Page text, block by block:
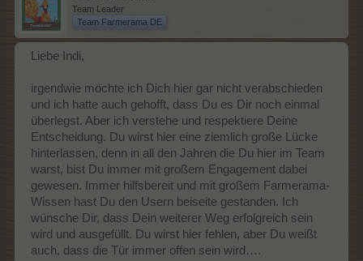
Team Leader
Team Farmerama DE
Liebe Indi,
irgendwie möchte ich Dich hier gar nicht verabschieden
und ich hatte auch gehofft, dass Du es Dir noch einmal
überlegst. Aber ich verstehe und respektiere Deine
Entscheidung. Du wirst hier eine ziemlich große Lücke
hinterlassen, denn in all den Jahren die Du hier im Team
warst, bist Du immer mit großem Engagement dabei
gewesen. Immer hilfsbereit und mit großem Farmerama-
Wissen hast Du den Usern beiseite gestanden. Ich
wünsche Dir, dass Dein weiterer Weg erfolgreich sein
wird und ausgefüllt. Du wirst hier fehlen, aber Du weißt
auch, dass die Tür immer offen sein wird….